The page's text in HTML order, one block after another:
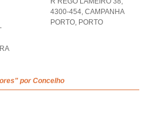
4300-454, CAMPANHA
PORTO, PORTO
por Concelho